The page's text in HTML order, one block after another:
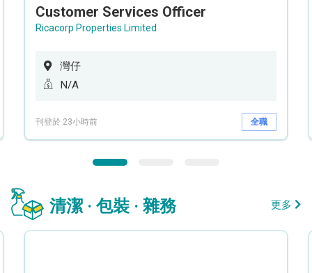
Customer Services Officer
Ricacorp Properties Limited
灣仔
N/A
刊登於 23小時前 全職
清潔 · 包裝 · 雜務 更多